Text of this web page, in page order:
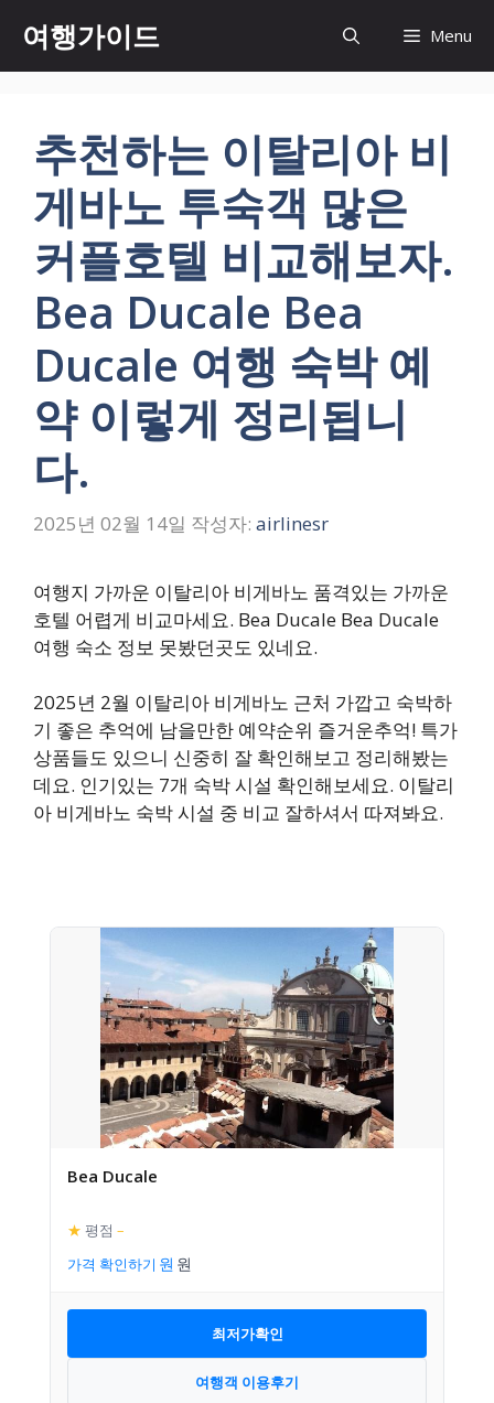
츠
여행가이드 Menu
추천하는 이탈리아 비
게바노 투숙객 많은
커플호텔 비교해보자.
Bea Ducale Bea
Ducale 여행 숙박 예
약 이렇게 정리됩니
다.
2025년 02월 14일 작성자: airlinesr
여행지 가까운 이탈리아 비게바노 품격있는 가까운
호텔 어렵게 비교마세요. Bea Ducale Bea Ducale
여행 숙소 정보 못봤던곳도 있네요.
2025년 2월 이탈리아 비게바노 근처 가깝고 숙박하
기 좋은 추억에 남을만한 예약순위 즐거운추억! 특가
상품들도 있으니 신중히 잘 확인해보고 정리해봤는
데요. 인기있는 7개 숙박 시설 확인해보세요. 이탈리
아 비게바노 숙박 시설 중 비교 잘하셔서 따져봐요.
Bea Ducale
★ 평점 –
가격 확인하기
최저가확인
여행객 이용후기